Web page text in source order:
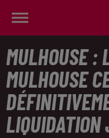
MULHOUSE :
MULHOUSE